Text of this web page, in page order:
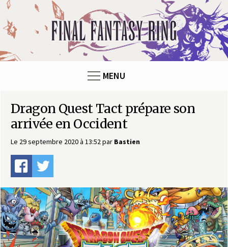
F
n
n
t
a
MENU
Dragon Quest Tact prépare son
arrivée en Occident
Le 29 septembre 2020 à 13:52par Bastien
Panneau de gestion des cookies